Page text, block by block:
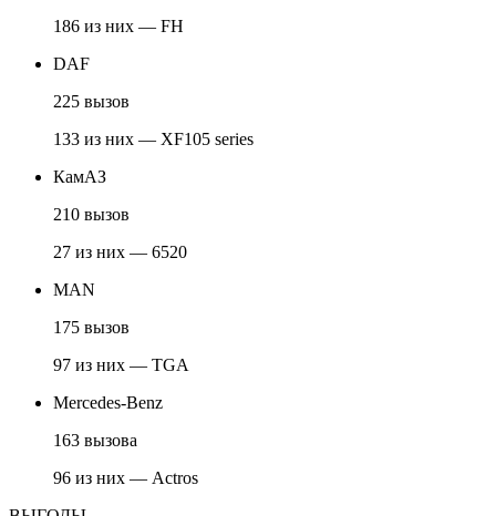
186 из них — FH
DAF
225 вызов
133 из них — XF105 series
КамАЗ
210 вызов
27 из них — 6520
MAN
175 вызов
97 из них — TGA
Mercedes-Benz
163 вызова
96 из них — Actros